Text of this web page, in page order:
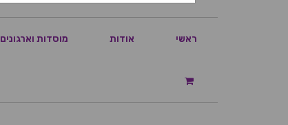
ראשי אודות מוסדות וארגונים